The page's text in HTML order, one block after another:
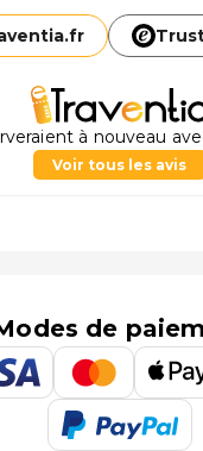
fr
à nouveau
Voir tous les avis
de